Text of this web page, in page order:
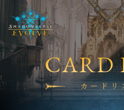
Q&A
EVENT SHOPS
CONTACT
CARD
カードリ